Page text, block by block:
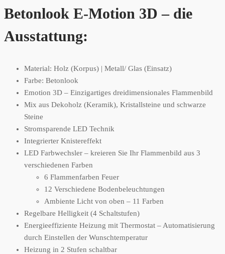
Betonlook E-Motion 3D – die
Ausstattung:
Material: Holz (Korpus) | Metall/ Glas (Einsatz)
Farbe: Betonlook
Emotion 3D – Einzigartiges dreidimensionales Flammenbild
Mix aus Dekoholz (Keramik), Kristallsteine und schwarze
Steine
Stromsparende LED Technik
Integrierter Knistereffekt
LED Farbwechsler – kreieren Sie Ihr Flammenbild aus 3
verschiedenen Farben
6 Flammenfarben Feuer
12 Verschiedene Bodenbeleuchtungen
Ambiente Licht von oben – 11 Farben
Regelbare Helligkeit (4 Schaltstufen)
Energieeffiziente Heizung mit Thermostat – Automatisierung
durch Einstellen der Wunschtemperatur
Heizung in 2 Stufen schaltbar